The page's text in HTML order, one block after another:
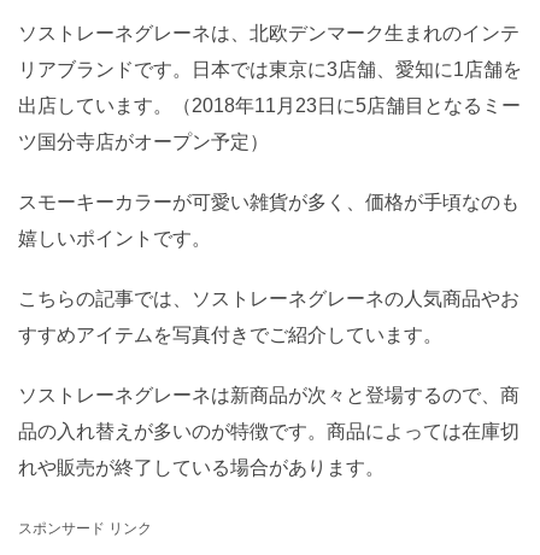
ソストレーネグレーネは、北欧デンマーク生まれのインテ
リアブランドです。日本では東京に3店舗、愛知に1店舗を
出店しています。（2018年11月23日に5店舗目となるミー
ツ国分寺店がオープン予定）
スモーキーカラーが可愛い雑貨が多く、価格が手頃なのも
嬉しいポイントです。
こちらの記事では、ソストレーネグレーネの人気商品やお
すすめアイテムを写真付きでご紹介しています。
ソストレーネグレーネは新商品が次々と登場するので、商
品の入れ替えが多いのが特徴です。商品によっては在庫切
れや販売が終了している場合があります。
スポンサード リンク